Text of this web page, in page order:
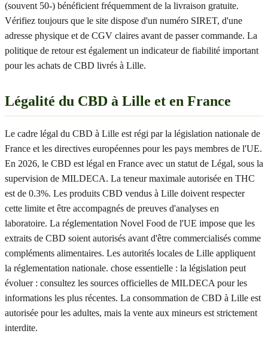
(souvent 50-) bénéficient fréquemment de la livraison gratuite.
Vérifiez toujours que le site dispose d'un numéro SIRET, d'une
adresse physique et de CGV claires avant de passer commande. La
politique de retour est également un indicateur de fiabilité important
pour les achats de CBD livrés à Lille.
Légalité du CBD à Lille et en France
Le cadre légal du CBD à Lille est régi par la législation nationale de
France et les directives européennes pour les pays membres de l'UE.
En 2026, le CBD est légal en France avec un statut de Légal, sous la
supervision de MILDECA. La teneur maximale autorisée en THC
est de 0.3%. Les produits CBD vendus à Lille doivent respecter
cette limite et être accompagnés de preuves d'analyses en
laboratoire. La réglementation Novel Food de l'UE impose que les
extraits de CBD soient autorisés avant d'être commercialisés comme
compléments alimentaires. Les autorités locales de Lille appliquent
la réglementation nationale. chose essentielle : la législation peut
évoluer : consultez les sources officielles de MILDECA pour les
informations les plus récentes. La consommation de CBD à Lille est
autorisée pour les adultes, mais la vente aux mineurs est strictement
interdite.